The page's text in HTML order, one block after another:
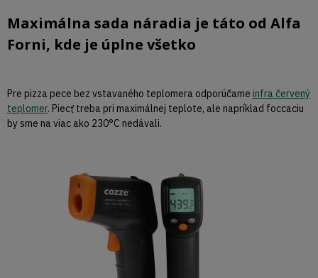
Maximálna sada náradia je táto od Alfa
Forni, kde je úplne všetko
Pre pizza pece bez vstavaného teplomera odporúčame infra červený
teplomer. Piecť treba pri maximálnej teplote, ale napríklad foccaciu
by sme na viac ako 230°C nedávali.